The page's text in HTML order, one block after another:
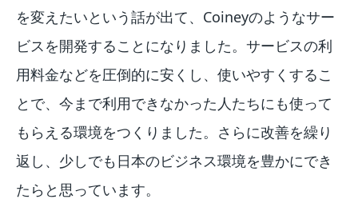
を変えたいという話が出て、Coineyのようなサー
ビスを開発することになりました。サービスの利
用料金などを圧倒的に安くし、使いやすくするこ
とで、今まで利用できなかった人たちにも使って
もらえる環境をつくりました。さらに改善を繰り
返し、少しでも日本のビジネス環境を豊かにでき
たらと思っています。